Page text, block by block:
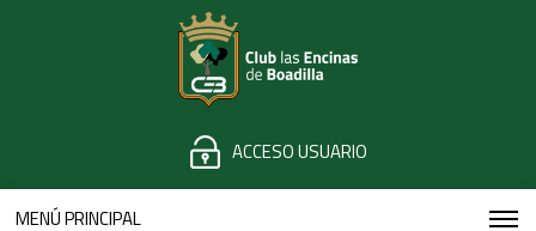
ACCESO USUARIO
MENÚ PRINCIPAL